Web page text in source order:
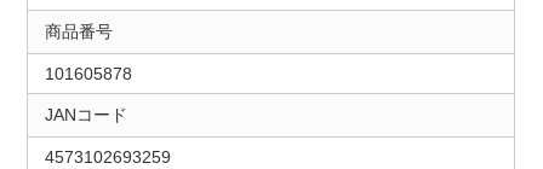
商品番号
101605878
JANコード
4573102693259